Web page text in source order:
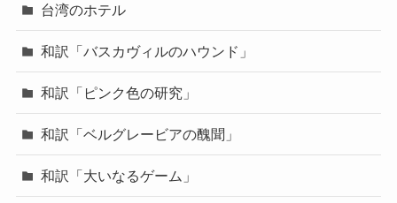
台湾のホテル
和訳「バスカヴィルのハウンド」
和訳「ピンク色の研究」
和訳「ベルグレービアの醜聞」
和訳「大いなるゲーム」